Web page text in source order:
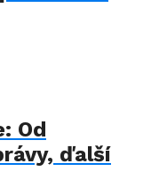
Od
ďalší